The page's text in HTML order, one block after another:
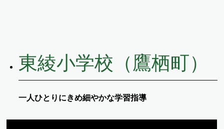
東綾小学校（鷹栖町）
一人ひとりにきめ細やかな学習指導